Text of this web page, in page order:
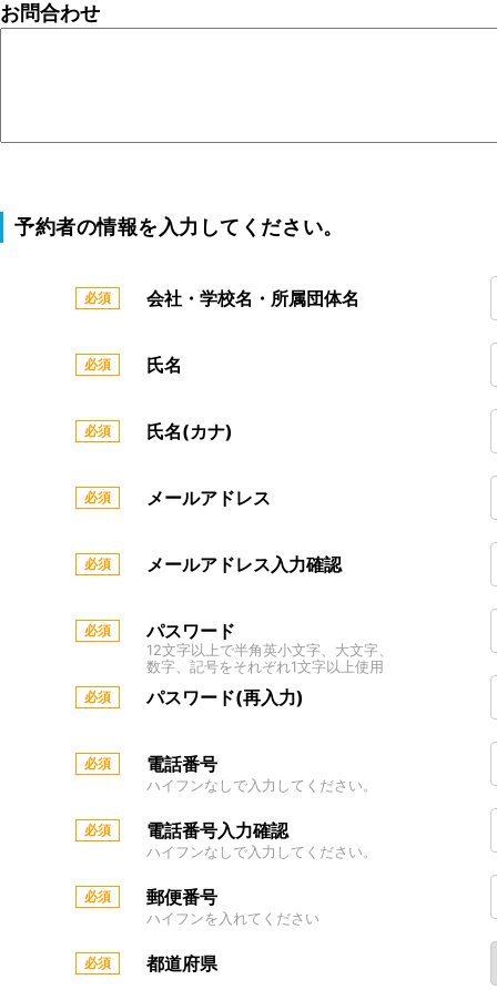
お問合わせ
予約者の情報を入力してください。
会社・学校名・所属団体名
氏名
氏名(カナ)
メールアドレス
メールアドレス入力確認
パスワード
12文字以上で半角英小文字、大文字、
数字、記号をそれぞれ1文字以上使用
パスワード(再入力)
電話番号
ハイフンなしで入力してください。
電話番号入力確認
ハイフンなしで入力してください。
郵便番号
ハイフンを入れてください
都道府県